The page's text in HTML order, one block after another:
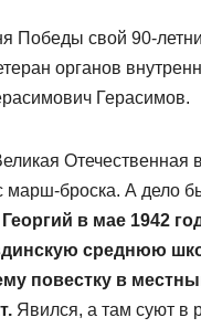
Победы свой 90-
органов
Герасимов.
Отечественная
марш-броска. А дело
в мае 1942
среднюю
повестку в
Явился, а там суют в